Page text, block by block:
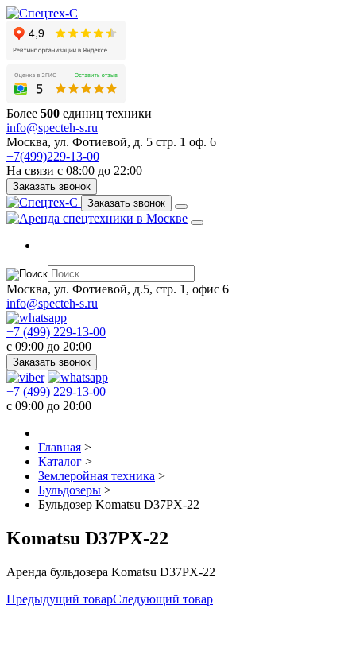
Более 500 единиц техники
info@specteh-s.ru
Москва, ул. Фотиевой, д. 5 стр. 1 оф. 6
+7(499)229-13-00
На связи с 08:00 до 22:00
Заказать звонок
Заказать звонок
Москва, ул. Фотиевой, д.5, стр. 1, офис 6
info@specteh-s.ru
+7 (499) 229-13-00
c 09:00 до 20:00
Заказать звонок
+7 (499) 229-13-00
c 09:00 до 20:00
Главная >
Каталог >
Землеройная техника >
Бульдозеры >
Бульдозер Komatsu D37PX-22
Komatsu D37PX-22
Аренда бульдозера Komatsu D37PX-22
Предыдущий товарСледующий товар